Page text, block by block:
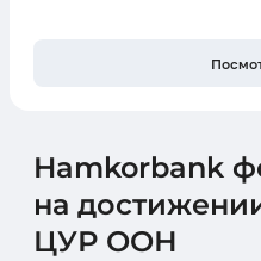
Hamkorbank
на
ЦУР ООН